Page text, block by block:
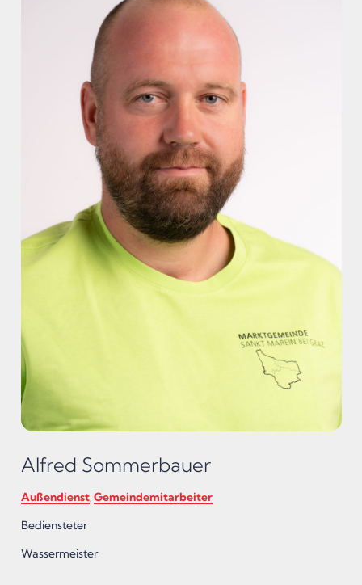
Alfred Sommerbauer
Außendienst, Gemeindemitarbeiter
Bediensteter
Wassermeister